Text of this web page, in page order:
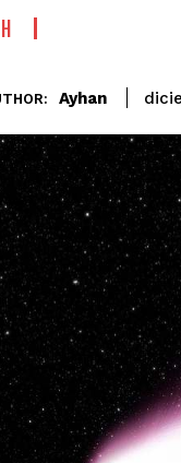
Ayhan